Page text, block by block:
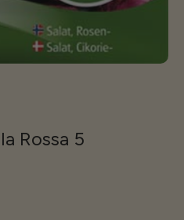
Rossa 5